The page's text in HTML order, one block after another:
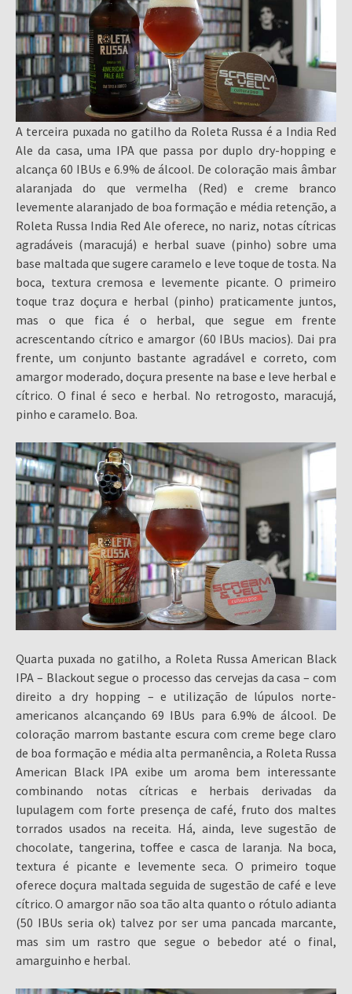
A terceira puxada no gatilho da Roleta Russa é a India Red
Ale da casa, uma IPA que passa por duplo dry-hopping e
alcança 60 IBUs e 6.9% de álcool. De coloração mais âmbar
alaranjada do que vermelha (Red) e creme branco
levemente alaranjado de boa formação e média retenção, a
Roleta Russa India Red Ale oferece, no nariz, notas cítricas
agradáveis (maracujá) e herbal suave (pinho) sobre uma
base maltada que sugere caramelo e leve toque de tosta. Na
boca, textura cremosa e levemente picante. O primeiro
toque traz doçura e herbal (pinho) praticamente juntos,
mas o que fica é o herbal, que segue em frente
acrescentando cítrico e amargor (60 IBUs macios). Dai pra
frente, um conjunto bastante agradável e correto, com
amargor moderado, doçura presente na base e leve herbal e
cítrico. O final é seco e herbal. No retrogosto, maracujá,
pinho e caramelo. Boa.
Quarta puxada no gatilho, a Roleta Russa American Black
IPA – Blackout segue o processo das cervejas da casa – com
direito a dry hopping – e utilização de lúpulos norte-
americanos alcançando 69 IBUs para 6.9% de álcool. De
coloração marrom bastante escura com creme bege claro
de boa formação e média alta permanência, a Roleta Russa
American Black IPA exibe um aroma bem interessante
combinando notas cítricas e herbais derivadas da
lupulagem com forte presença de café, fruto dos maltes
torrados usados na receita. Há, ainda, leve sugestão de
chocolate, tangerina, toffee e casca de laranja. Na boca,
textura é picante e levemente seca. O primeiro toque
oferece doçura maltada seguida de sugestão de café e leve
cítrico. O amargor não soa tão alta quanto o rótulo adianta
(50 IBUs seria ok) talvez por ser uma pancada marcante,
mas sim um rastro que segue o bebedor até o final,
amarguinho e herbal.